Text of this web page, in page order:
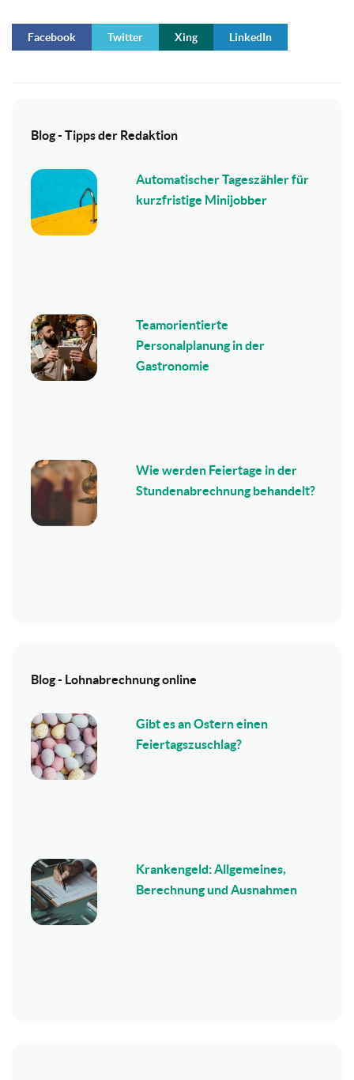
Facebook Twitter Xing LinkedIn
Blog - Tipps der Redaktion
Automatischer Tageszähler für
kurzfristige Minijobber
Teamorientierte
Personalplanung in der
Gastronomie
Wie werden Feiertage in der
Stundenabrechnung behandelt?
Blog - Lohnabrechnung online
Gibt es an Ostern einen
Feiertagszuschlag?
Krankengeld: Allgemeines,
Berechnung und Ausnahmen